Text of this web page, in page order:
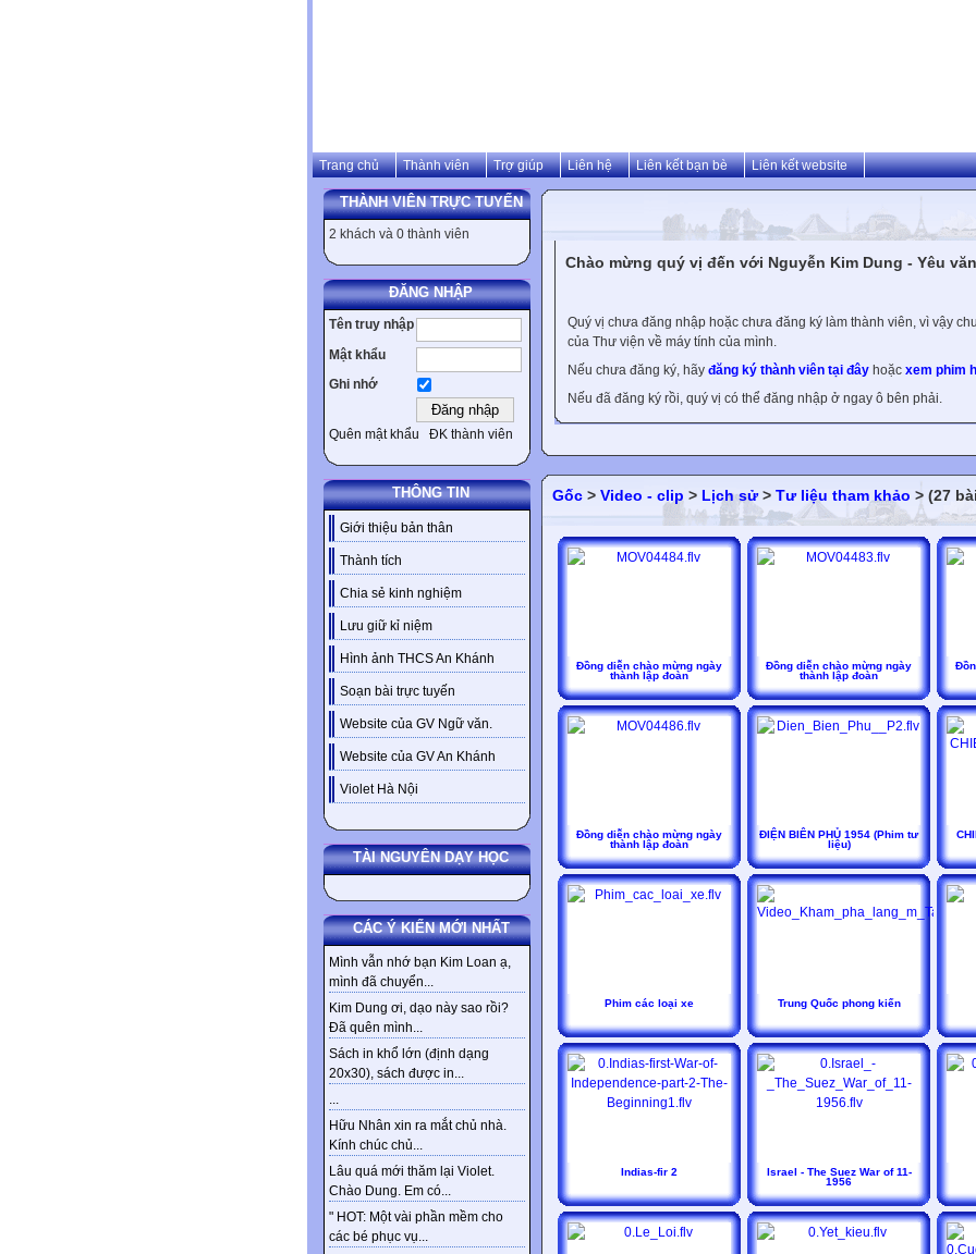
Trang chủ Thành viên Trợ giúp Liên hệ Liên kết bạn bè Liên kết website
THÀNH VIÊN TRỰC TUYẾN
2 khách và 0 thành viên
ĐĂNG NHẬP
Tên truy nhập
Mật khẩu
Ghi nhớ
Quên mật khẩu ĐK thành viên
THÔNG TIN
Giới thiệu bản thân
Thành tích
Chia sẻ kinh nghiệm
Lưu giữ kỉ niệm
Hình ảnh THCS An Khánh
Soạn bài trực tuyến
Website của GV Ngữ văn.
Website của GV An Khánh
Violet Hà Nội
TÀI NGUYÊN DẠY HỌC
CÁC Ý KIẾN MỚI NHẤT
Mình vẫn nhớ bạn Kim Loan ạ,
mình đã chuyển...
Kim Dung ơi, dạo này sao rồi?
Đã quên mình...
Sách in khổ lớn (định dạng
20x30), sách được in...
...
Hữu Nhân xin ra mắt chủ nhà.
Kính chúc chủ...
Lâu quá mới thăm lại Violet.
Chào Dung. Em có...
" HOT: Một vài phần mềm cho
các bé phục vụ...
Chào mừng quý vị đến với Nguyễn Kim Dung - Yêu
Quý vị chưa đăng nhập hoặc chưa đăng ký làm thành viên, vì vậy
của Thư viện về máy tính của mình.
Nếu chưa đăng ký, hãy đăng ký thành viên tại đây hoặc xem phim
Nếu đã đăng ký rồi, quý vị có thể đăng nhập ở ngay ô bên phải.
Gốc > Video - clip > Lịch sử> Tư liệu tham khảo > (27
Đồng diễn chào mừng ngày
thành lập đoàn
Đồng diễn chào mừng ngày
thành lập đoàn
Đồng diễn chào mừng ngày
thành lập đoàn
ĐIỆN BIÊN PHỦ 1954 (Phim tư
liệu)
Phim các loại xe Trung Quốc phong kiến
Indias-fir 2
Israel - The Suez War of 11-
1956